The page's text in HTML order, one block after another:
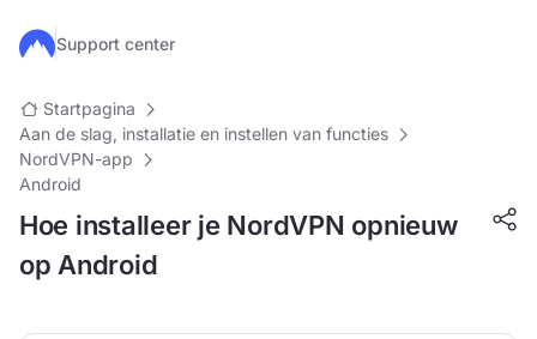
Ga naar de hoofdinhoud
Support center
Startpagina
Aan de slag, installatie en instellen van functies
NordVPN-app
Android
Hoe installeer je NordVPN opnieuw
op Android